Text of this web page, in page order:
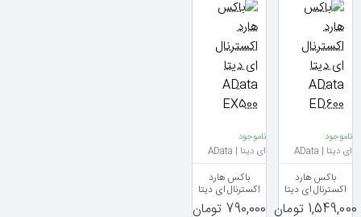
ناموجود
ای دیتا | AData
باکس هارد
اکسترنال ای دیتا
AData ED600
1,549,000 تومان
ناموجود
ای دیتا | AData
باکس هارد
اکسترنال ای دیتا
AData EX500
790,000 تومان